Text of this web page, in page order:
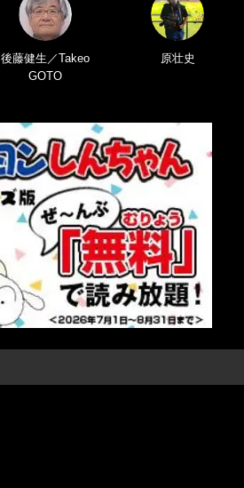
後藤健生／Takeo
GOTO
原壮史